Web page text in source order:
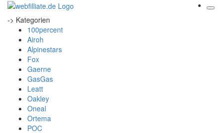
-> Kategorien
100percent
Airoh
Alpinestars
Fox
Gaerne
GasGas
Leatt
Oakley
Oneal
Ortema
POC